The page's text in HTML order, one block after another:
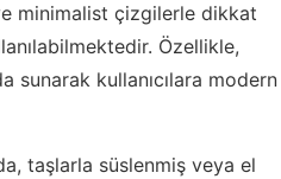
minimalist çizgilerle dikkat
Özellikle,
sunarak kullanıcılara modern
taşlarla süslenmiş veya el